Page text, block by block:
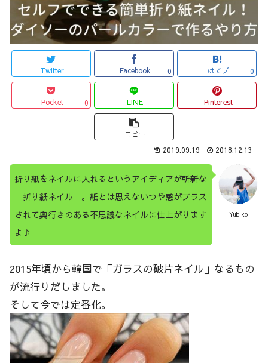
Twitter Facebook 0 はてブ 0
Pocket 0 LINE Pinterest
コピー
2019.09.19
2018.12.13
Yubiko
折り紙をネイルに入れるというアイディアが斬新な
「折り紙ネイル」。紙とは思えないつや感がプラス
されて奥行きのある不思議なネイルに仕上がります
よ♪
2015年頃から韓国で「ガラスの破片ネイル」なるもの
が流行りだしました。
そして今では定番化。